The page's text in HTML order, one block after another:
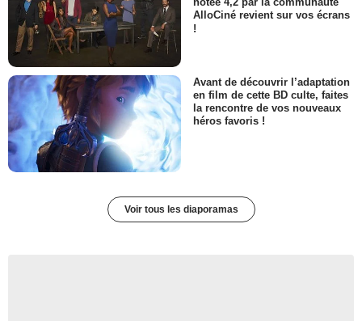
AlloCiné revient sur vos écrans
!
Avant de découvrir l’adaptation
en film de cette BD culte, faites
la rencontre de vos nouveaux
héros favoris !
Voir tous les diaporamas